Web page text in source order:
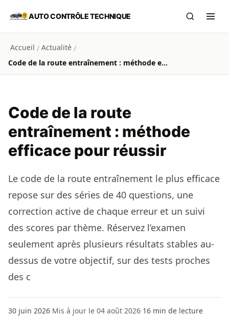
Aller au contenu principal
AUTO CONTRÔLE TECHNIQUE
Accueil / Actualité /
Code de la route entraînement : méthode efficace pour réussir
Code de la route
entraînement : méthode
efficace pour réussir
Le code de la route entraînement le plus efficace
repose sur des séries de 40 questions, une
correction active de chaque erreur et un suivi
des scores par thème. Réservez l’examen
seulement après plusieurs résultats stables au-
dessus de votre objectif, sur des tests proches
des c
30 juin 2026·Mis à jour le 04 août 2026·16 min de lecture